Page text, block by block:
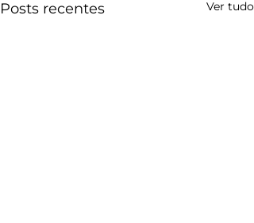
Posts recentes Ver tudo